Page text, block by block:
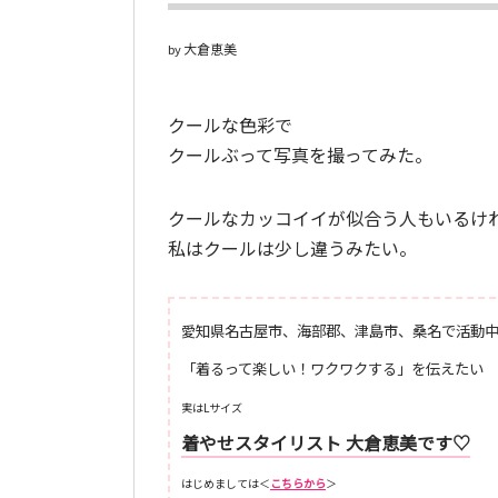
by大倉恵美
クールな色彩で
クールぶって写真を撮ってみた。
クールなカッコイイが似合う人もいるけ
私はクールは少し違うみたい。
愛知県名古屋市、海部郡、津島市、桑名で活動
「着るって楽しい！ワクワクする」を伝えたい
実はLサイズ
着やせスタイリスト 大倉恵美です♡
はじめましては＜ こちらから＞